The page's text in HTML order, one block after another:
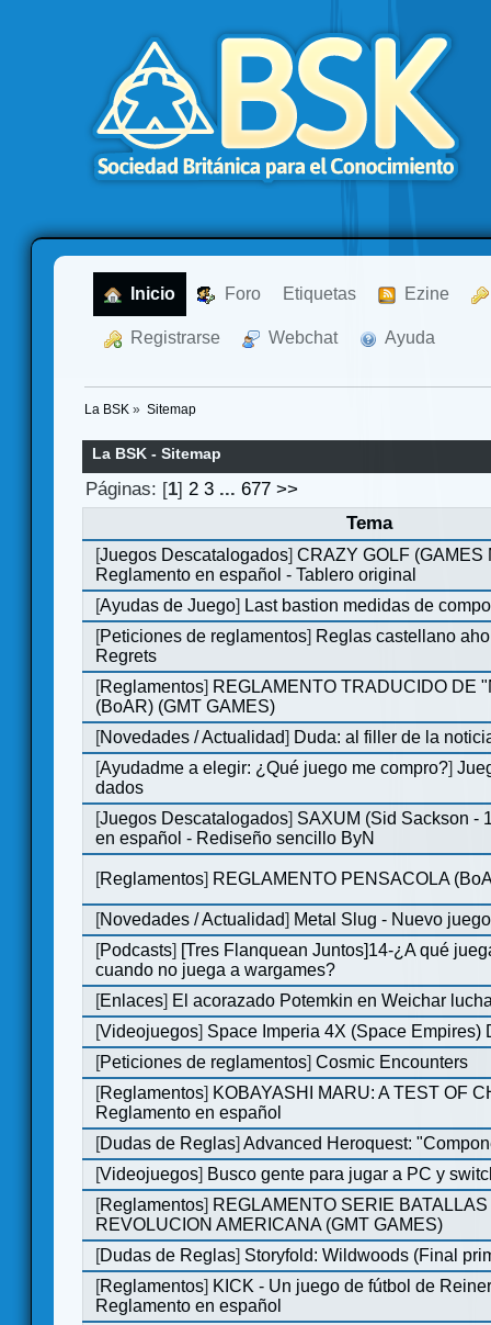
Inicio Foro Etiquetas Ezine
Registrarse Webchat Ayuda
La BSK » Sitemap
La BSK - Sitemap
Páginas: [1]2 3 ...677 >>
Tema
[Juegos Descatalogados]CRAZY GOLF (GAMES
Reglamento en español - Tablero original
[Ayudas de Juego] Last bastion medidas de
[Peticiones de reglamentos] Reglas castellano
Regrets
[Reglamentos] REGLAMENTO TRADUCIDO DE
(BoAR) (GMT GAMES)
[Novedades / Actualidad] Duda: al filler de la
[Ayudadme a elegir: ¿Qué juego me compro?]
dados
[Juegos Descatalogados] SAXUM (Sid Sackson -
en español - Rediseño sencillo ByN
[Reglamentos] REGLAMENTO PENSACOLA
[Novedades / Actualidad] Metal Slug - Nuevo
[Podcasts] [Tres Flanquean Juntos]14-¿A qué
cuando no juega a wargames?
[Enlaces] El acorazado Potemkin en Weichar
[Videojuegos] Space Imperia 4X (Space Empires)
[Peticiones de reglamentos]Cosmic Encounters
[Reglamentos] KOBAYASHI MARU: A TEST OF
Reglamento en español
[Dudas de Reglas]Advanced Heroquest:
[Videojuegos] Busco gente para jugar a PC y
[Reglamentos] REGLAMENTO SERIE
REVOLUCION AMERICANA (GMT GAMES)
[Dudas de Reglas] Storyfold: Wildwoods (Final
[Reglamentos] KICK - Un juego de fútbol de
Reglamento en español